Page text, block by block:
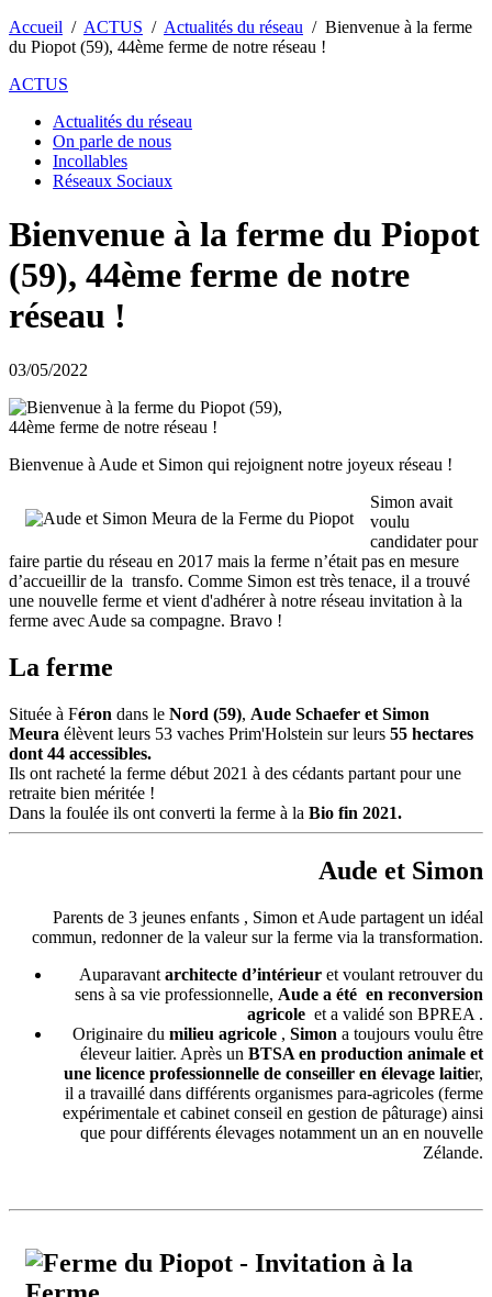
Accueil / ACTUS / Actualités du réseau / Bienvenue à la ferme
du Piopot (59), 44ème ferme de notre réseau !
ACTUS
Actualités du réseau
On parle de nous
Incollables
Réseaux Sociaux
Bienvenue à la ferme du Piopot
(59), 44ème ferme de notre
réseau !
03/05/2022
Bienvenue à Aude et Simon qui rejoignent notre joyeux réseau !
Simon avait
voulu
candidater pour
faire partie du réseau en 2017 mais la ferme n’était pas en mesure
d’accueillir de la transfo. Comme Simon est très tenace, il a trouvé
une nouvelle ferme et vient d'adhérer à notre réseau invitation à la
ferme avec Aude sa compagne. Bravo !
La ferme
Située à Féron dans le Nord (59), Aude Schaefer et Simon
Meura élèvent leurs 53 vaches Prim'Holstein sur leurs 55 hectares
dont 44 accessibles.
Ils ont racheté la ferme début 2021 à des cédants partant pour une
retraite bien méritée !
Dans la foulée ils ont converti la ferme à la Bio fin 2021.
Aude et Simon
Parents de 3 jeunes enfants , Simon et Aude partagent un idéal
commun, redonner de la valeur sur la ferme via la transformation.
Auparavant architecte d’intérieur et voulant retrouver du
sens à sa vie professionnelle, Aude a été en reconversion
agricole et a validé son BPREA .
Originaire du milieu agricole , Simon a toujours voulu être
éleveur laitier. Après un BTSA en production animale et
une licence professionnelle de conseiller en élevage laitier,
il a travaillé dans différents organismes para-agricoles (ferme
expérimentale et cabinet conseil en gestion de pâturage) ainsi
que pour différents élevages notamment un an en nouvelle
Zélande.